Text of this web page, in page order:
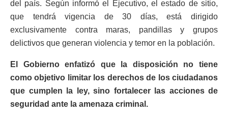
del país. Según informó el Ejecutivo, el estado de sitio,
que tendrá vigencia de 30 días, está dirigido
exclusivamente contra maras, pandillas y grupos
delictivos que generan violencia y temor en la población.
El Gobierno enfatizó que la disposición no tiene
como objetivo limitar los derechos de los ciudadanos
que cumplen la ley, sino fortalecer las acciones de
seguridad ante la amenaza criminal.